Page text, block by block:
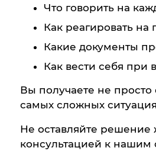
Что говорить на
Как реагировать
Какие документы
Как вести себя при
Вы получаете не просто
самых сложных
Не оставляйте решение
консультацией к нашим